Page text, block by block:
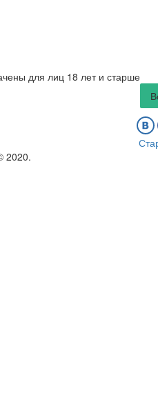
для лиц 18 лет и старше
2020.